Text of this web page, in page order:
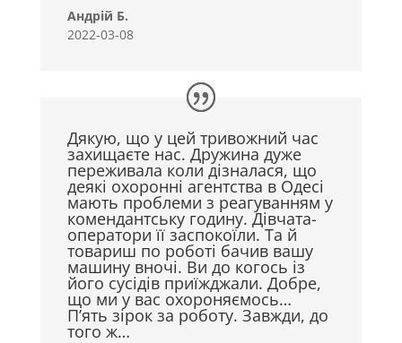
Андрій Б.
2022-03-08
Дякую, що у цей тривожний час
захищаєте нас. Дружина дуже
переживала коли дізналася, що
деякі охоронні агентства в Одесі
мають проблеми з реагуванням у
комендантську годину. Дівчата-
оператори її заспокоїли. Та й
товариш по роботі бачив вашу
машину вночі. Ви до когось із
його сусідів приїжджали. Добре,
що ми у вас охороняємось…
П’ять зірок за роботу. Завжди, до
того ж…